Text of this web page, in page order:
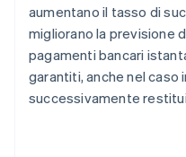
aumentano il tasso di
migliorano la previsione
pagamenti bancari
garantiti, anche nel caso
successivamente